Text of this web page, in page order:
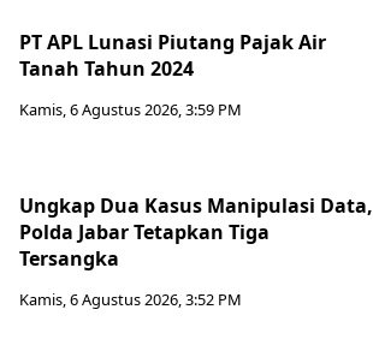
PT APL Lunasi Piutang Pajak Air
Tanah Tahun 2024
Kamis, 6 Agustus 2026, 3:59 PM
Ungkap Dua Kasus Manipulasi Data,
Polda Jabar Tetapkan Tiga
Tersangka
Kamis, 6 Agustus 2026, 3:52 PM